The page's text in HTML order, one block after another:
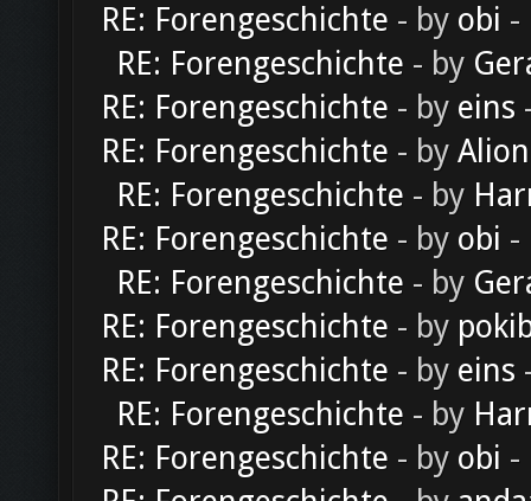
RE: Forengeschichte - by obi -
RE: Forengeschichte - by
RE: Forengeschichte - by eins
RE: Forengeschichte - by Alion
RE: Forengeschichte - by
RE: Forengeschichte - by obi -
RE: Forengeschichte - by
RE: Forengeschichte - by
RE: Forengeschichte - by eins
RE: Forengeschichte - by
RE: Forengeschichte - by obi -